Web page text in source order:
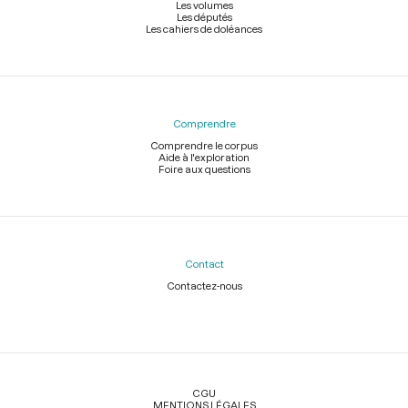
Les volumes
Les députés
Les cahiers de doléances
Comprendre
Comprendre le corpus
Aide à l'exploration
Foire aux questions
Contact
Contactez-nous
Légal
CGU
MENTIONS LÉGALES